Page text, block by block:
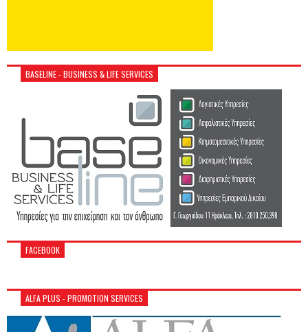
BASELINE - BUSINESS & LIFE SERVICES
FACEBOOK
ALFA PLUS - PROMOTION SERVICES